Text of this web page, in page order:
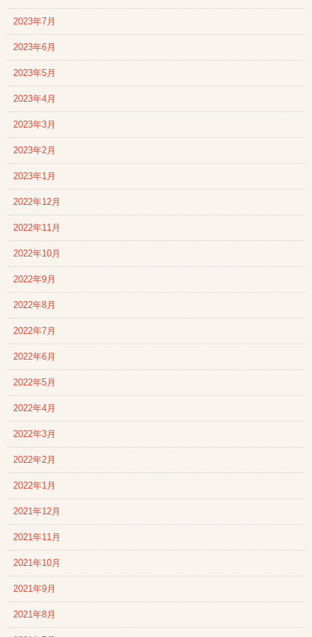
2023年7月
2023年6月
2023年5月
2023年4月
2023年3月
2023年2月
2023年1月
2022年12月
2022年11月
2022年10月
2022年9月
2022年8月
2022年7月
2022年6月
2022年5月
2022年4月
2022年3月
2022年2月
2022年1月
2021年12月
2021年11月
2021年10月
2021年9月
2021年8月